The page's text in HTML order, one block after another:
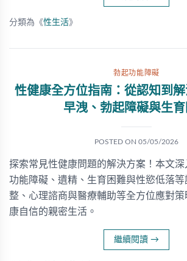
分類為《性生活》
勃起功能障礙
性健康全方位指南：從認知到
早洩、勃起障礙與生
POSTED ON 05/05/2026
探索常見性健康問題的解決方案！本文
功能障礙、遺精、生育困難與性慾低落等
整、心理諮商與醫療輔助等全方位應對
康自信的親密生活。
繼續閱讀 →